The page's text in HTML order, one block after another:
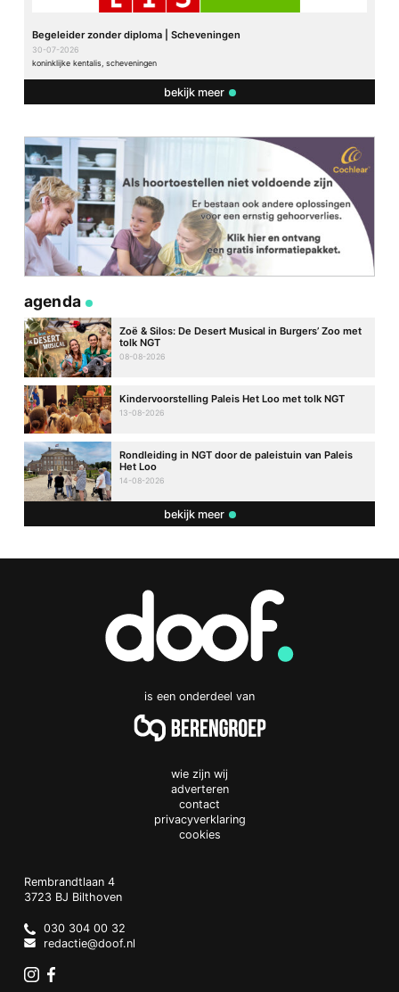
Begeleider zonder diploma | Scheveningen
30-07-2026
koninklijke kentalis, scheveningen
bekijk meer
agenda
Zoë & Silos: De Desert Musical in Burgers’ Zoo met
tolk NGT
08-08-2026
Kindervoorstelling Paleis Het Loo met tolk NGT
13-08-2026
Rondleiding in NGT door de paleistuin van Paleis
Het Loo
14-08-2026
bekijk meer
is een onderdeel van
wie zijn wij
adverteren
contact
privacyverklaring
cookies
Doof.nl
work
Rembrandtlaan 4
3723 BJ Bilthoven
Netherlands
030 304 00 32
redactie@doof.nl